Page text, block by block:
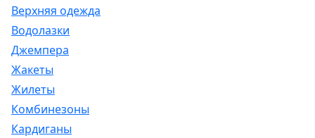
Верхняя одежда
Водолазки
Джемпера
Жакеты
Жилеты
Комбинезоны
Кардиганы